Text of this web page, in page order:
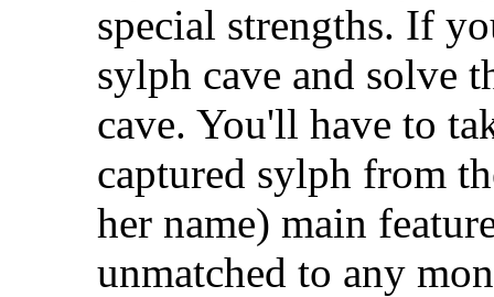
special strengths. If
sylph cave and solve
cave. You'll have to
captured sylph from
her name) main
unmatched to any